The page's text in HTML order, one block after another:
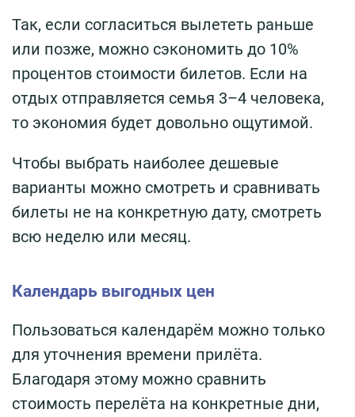
Так, если согласиться вылететь раньше
или позже, можно сэкономить до 10%
процентов стоимости билетов. Если на
отдых отправляется семья 3–4 человека,
то экономия будет довольно ощутимой.
Чтобы выбрать наиболее дешевые
варианты можно смотреть и сравнивать
билеты не на конкретную дату, смотреть
всю неделю или месяц.
Календарь выгодных цен
Пользоваться календарём можно только
для уточнения времени прилёта.
Благодаря этому можно сравнить
стоимость перелёта на конкретные дни,